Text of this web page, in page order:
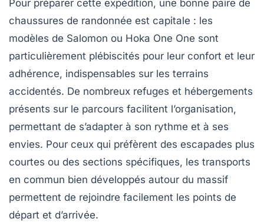
Pour préparer cette expédition, une bonne paire de
chaussures de randonnée est capitale : les
modèles de Salomon ou Hoka One One sont
particulièrement plébiscités pour leur confort et leur
adhérence, indispensables sur les terrains
accidentés. De nombreux refuges et hébergements
présents sur le parcours facilitent l’organisation,
permettant de s’adapter à son rythme et à ses
envies. Pour ceux qui préfèrent des escapades plus
courtes ou des sections spécifiques, les transports
en commun bien développés autour du massif
permettent de rejoindre facilement les points de
départ et d’arrivée.